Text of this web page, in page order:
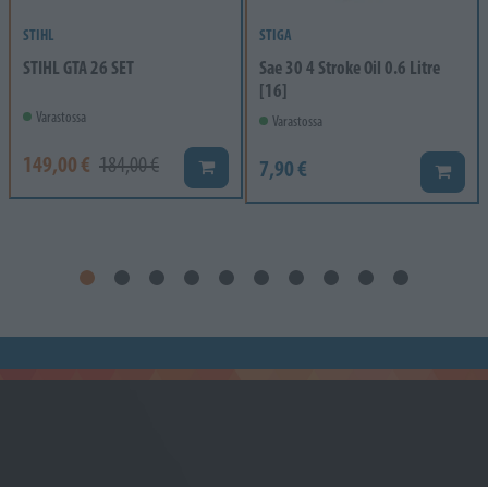
STIHL
STIHL GTA 26 SET
Varastossa
149,00 € 184,00 € Lisää koriin
STIGA
Sae 30 4 Stroke Oil 0.6 Litre
[16]
Varastossa
7,90 € Lisää